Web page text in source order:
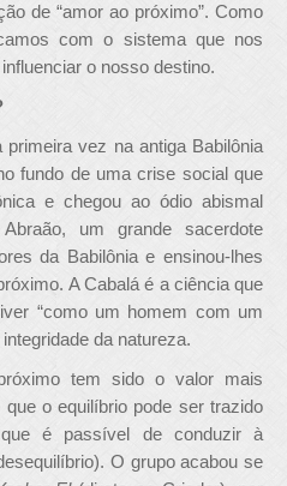
de “amor ao próximo”. Como
com o sistema que nos
o nosso destino.
vez na antiga Babilônia
fundo de uma crise social que
e chegou ao ódio abismal
um grande sacerdote
da Babilônia e ensinou-lhes
A Cabalá é a ciência que
“como um homem com um
da natureza.
tem sido o valor mais
o equilíbrio pode ser trazido
é passível de conduzir à
O grupo acabou se